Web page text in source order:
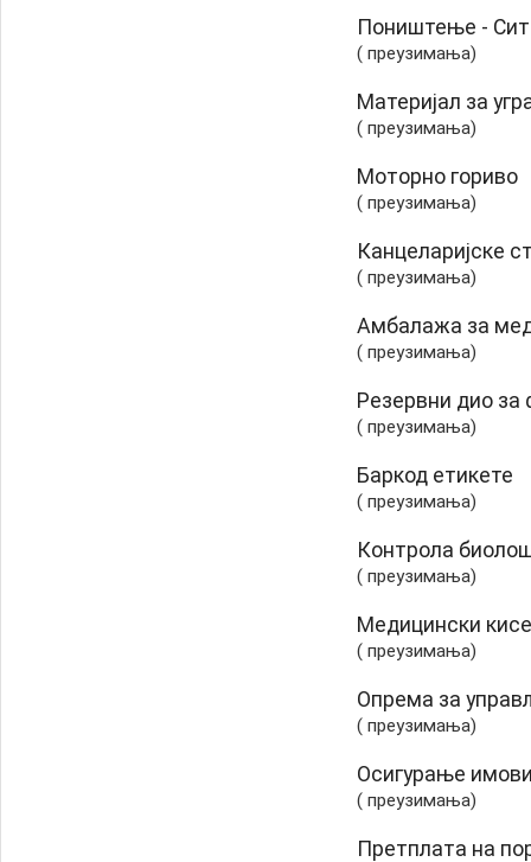
Поништењe -
( преузимања)
Материјал за
( преузимања)
Моторно гориво
( преузимања)
Канцеларијске
( преузимања)
Амбалажа за
( преузимања)
Резервни дио
( преузимања)
Баркод етикете
( преузимања)
Контрола
( преузимања)
Медицински
( преузимања)
Опрема за
( преузимања)
Осигурање
( преузимања)
Претплата на